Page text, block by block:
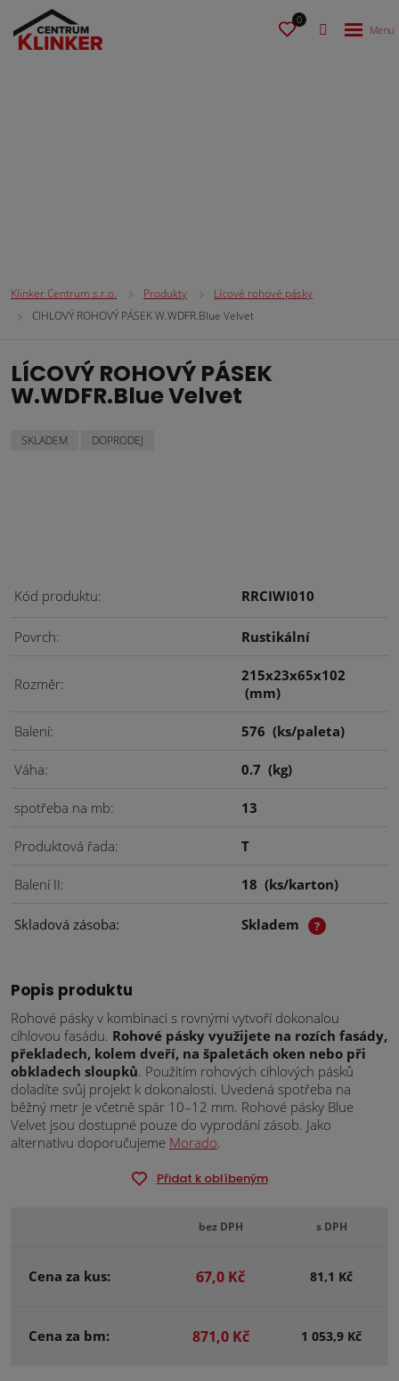
0
Klinker Centrum s.r.o. Produkty
Lícové rohové pásky
CIHLOVÝ ROHOVÝ PÁSEK W.WDFR.Blue Velvet
LÍCOVÝ ROHOVÝ PÁSEK
W.WDFR.Blue Velvet
SKLADEM DOPRODEJ
Kód produktu RRCIWI010
Povrch Rustikální
Rozměr
215x23x65x102
(mm)
Balení 576 (ks/paleta)
Váha 0.7 (kg)
spotřeba na mb 13
Produktová řada T
Balení II 18 (ks/karton)
Skladová zásoba Skladem ?
Popis produktu
Rohové pásky v kombinaci s rovnými vytvoří dokonalou
cihlovou fasádu. Rohové pásky využijete na rozích fasády,
překladech, kolem dveří, na špaletách oken nebo při
obkladech sloupků. Použitím rohových cihlových pásků
doladíte svůj projekt k dokonalosti. Uvedená spotřeba na
běžný metr je včetně spár 10–12 mm. Rohové pásky Blue
Velvet jsou dostupné pouze do vyprodání zásob. Jako
alternativu doporučujeme Morado.
Přidat k oblíbeným
bez DPH s DPH
Cena za kus: 67,0 Kč 81,1 Kč
Cena za bm: 871,0 Kč 1 053,9 Kč